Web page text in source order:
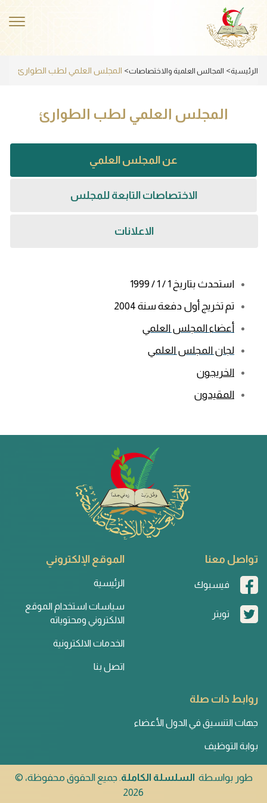
main
content
الرئيسية المجالس العلمية والاختصاصات المجلس العلمي لطب الطوارئ
المجلس العلمي لطب الطوارئ
عن المجلس العلمي
(علامة
التبويب
الاختصاصات التابعة للمجلس
الاعلانات
استحدث بتاريخ 1 / 1 / 1999
تم تخريج أول دفعة سنة 2004
أعضاء المجلس العلمي
لجان المجلس العلمي
الخريجون
المقيدون
تواصل معنا
فيسبوك
تويتر
الموقع الإلكتروني
الرئيسية
سياسات استخدام الموقع
الالكتروني ومحتوياته
الخدمات الالكترونية
اتصل بنا
روابط ذات صلة
جهات التنسيق في الدول الأعضاء
بوابة التوظيف
طور بواسطة السلسلة الكاملة. جميع الحقوق محفوظة، ©
2026